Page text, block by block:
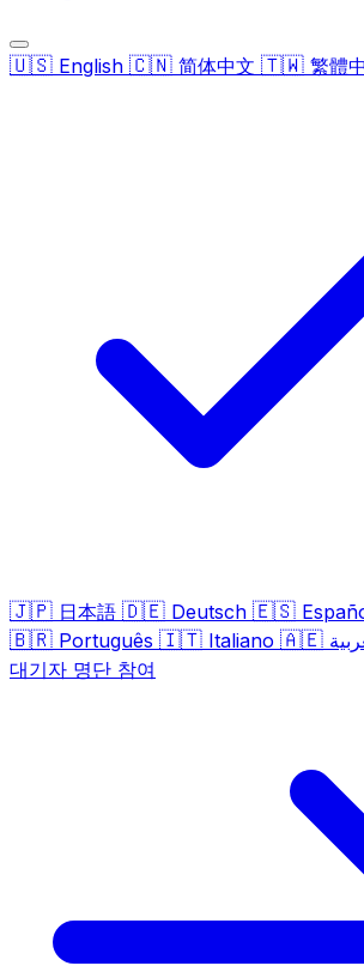
🇺🇸 English 🇨🇳 简体中文 🇹🇼 繁體
🇯🇵 日本語 🇩🇪 Deutsch 🇪🇸
🇧🇷 Português 🇮🇹 Italiano 🇦🇪
대기자 명단 참여